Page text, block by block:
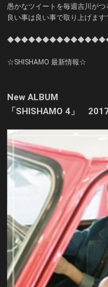
愚かなツイートを毎週吉川が
良い事は良い事で取り上げます
☆SHISHAMO 最新情報☆
New ALBUM
「SHISHAMO 4」